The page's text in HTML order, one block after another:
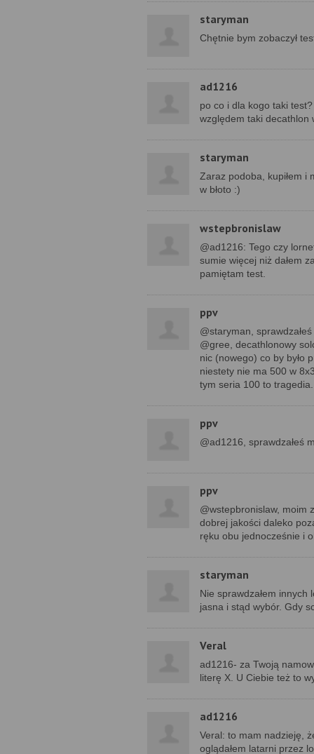
staryman
Chętnie bym zobaczył
ad1216
po co i dla kogo taki
względem taki decathlon
staryman
Zaraz podoba, kupiłem i
w błoto :)
wstepbronislaw
@ad1216: Tego czy
sumie więcej niż dałem
pamiętam test.
ppv
@staryman,
@gree, decathlonowy
nic (nowego) co by było
niestety nie ma 500 w
tym seria 100 to tragedia.
ppv
@ad1216, sprawdzałeś
ppv
@wstepbronislaw, moim
dobrej jakości daleko
ręku obu jednocześnie i
staryman
Nie sprawdzałem innych
jasna i stąd wybór. Gdy
Veral
ad1216- za Twoją
literę X. U Ciebie też to
ad1216
Veral: to mam nadzieję,
oglądałem latarni przez